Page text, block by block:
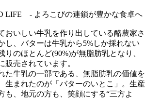
LIFE - よろこびの連鎖が豊かな食卓へ
おいしい牛乳を作り出している酪農家さ
し、バターは牛乳から5%しか採れない
りのほとんど(90%)が無脂肪乳となり、
販売されています。
た牛乳の一部である、無脂肪乳の価値を
生まれたのが「バターのいとこ」。生産
も、地元の方も、笑顔にする“三方よ